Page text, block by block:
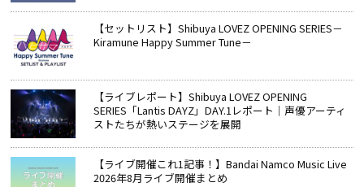
【セットリスト】Shibuya LOVEZ OPENING SERIES－
Kiramune Happy Summer Tune－
【ライブレポート】Shibuya LOVEZ OPENING
SERIES「Lantis DAYZ」DAY.1レポート｜声優アーティ
ストたちが熱いステージを展開
【ライブ開催これ1記事！】Bandai Namco Music Live
2026年8月ライブ開催まとめ